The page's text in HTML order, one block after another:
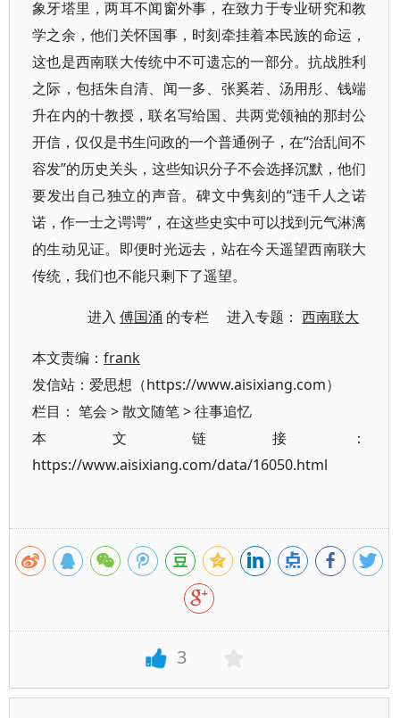
象牙塔里，两耳不闻窗外事，在致力于专业研究和教
学之余，他们关怀国事，时刻牵挂着本民族的命运，
这也是西南联大传统中不可遗忘的一部分。抗战胜利
之际，包括朱自清、闻一多、张奚若、汤用彤、钱端
升在内的十教授，联名写给国、共两党领袖的那封公
开信，仅仅是书生问政的一个普通例子，在“治乱间不
容发”的历史关头，这些知识分子不会选择沉默，他们
要发出自己独立的声音。碑文中隽刻的“违千人之诺
诺，作一士之谔谔”，在这些史实中可以找到元气淋漓
的生动见证。即便时光远去，站在今天遥望西南联大
传统，我们也不能只剩下了遥望。
进入傅国涌 的专栏 进入专题：西南联大
本文责编： frank
发信站：爱思想（https://www.aisixiang.com）
栏目： 笔会 >散文随笔>往事追忆
本文链接：
https://www.aisixiang.com/data/16050.html
3